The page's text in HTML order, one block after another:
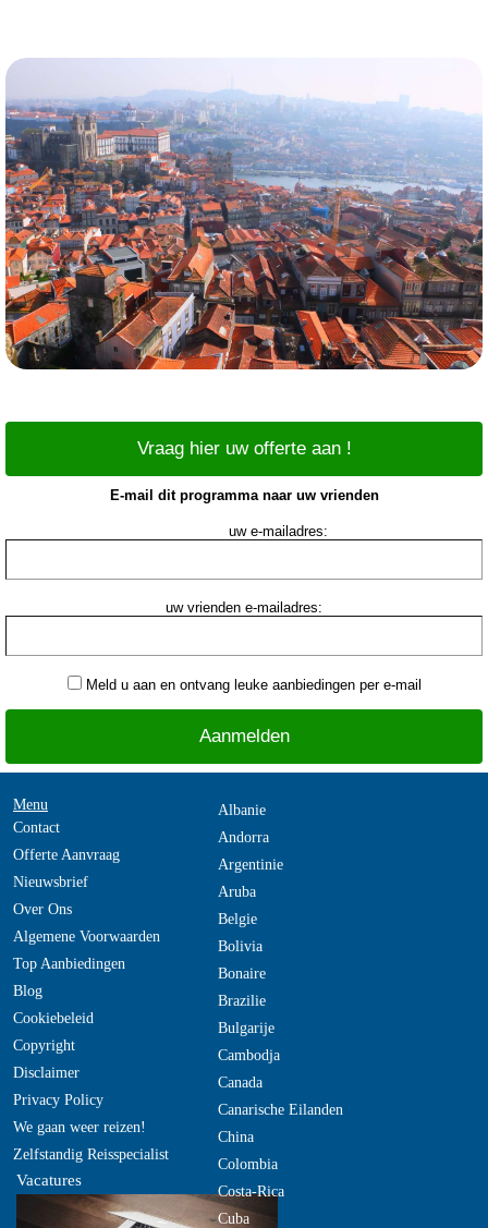
Vraag hier uw offerte aan !
E-mail dit programma naar uw vrienden
uw e-mailadres:
uw vrienden e-mailadres:
Meld u aan en ontvang leuke aanbiedingen per e-mail
Menu
Contact
Offerte Aanvraag
Nieuwsbrief
Over Ons
Algemene Voorwaarden
Top Aanbiedingen
Blog
Cookiebeleid
Copyright
Disclaimer
Privacy Policy
We gaan weer reizen!
Zelfstandig Reisspecialist
Vacatures
Albanie
Andorra
Argentinie
Aruba
Belgie
Bolivia
Bonaire
Brazilie
Bulgarije
Cambodja
Canada
Canarische Eilanden
China
Colombia
Costa-Rica
Cuba